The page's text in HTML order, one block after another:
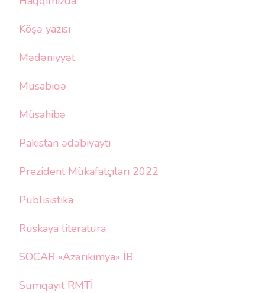
Köşə yazısı
Mədəniyyət
Müsabiqə
Müsahibə
Pakistan ədəbiyaytı
Prezident Mükafatçıları 2022
Publisistika
Ruskaya literatura
SOCAR «Azərikimya» İB
Sumqayıt RMTİ